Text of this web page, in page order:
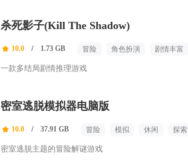
杀死影子(Kill The Shadow)
10.0 / 1.73 GB 冒险 角色扮演 剧情丰富
一款多结局剧情推理游戏
密室逃脱模拟器电脑版
10.0 / 37.91 GB 冒险 模拟 休闲 探索
密室逃脱主题的冒险解谜游戏